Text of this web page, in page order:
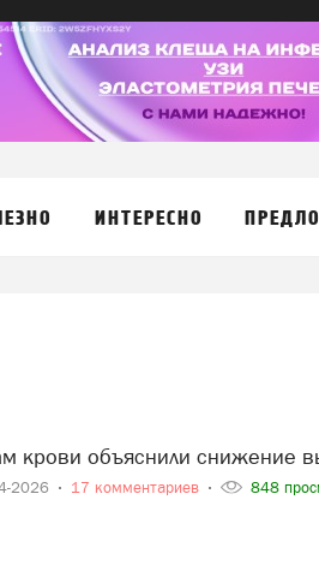
ИНТЕРЕСНО
крови объяснили снижение
2026 17 комментариев 848